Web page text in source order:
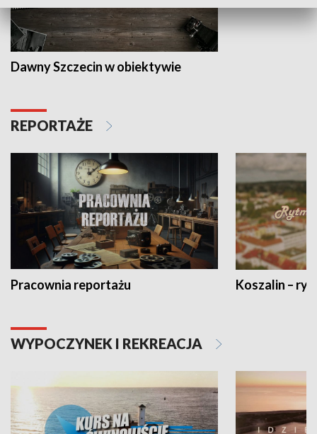
Dawny Szczecin w obiektywie
REPORTAŻE
Pracownia reportażu Koszalin –
WYPOCZYNEK I REKREACJA